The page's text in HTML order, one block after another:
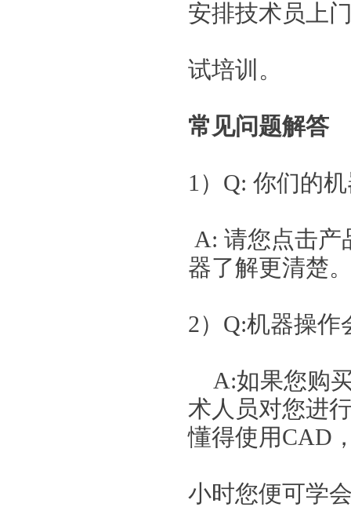
安排技术员上
试培训
常见问题解答
1）Q: 你们的
A: 请您点击产
器了解更清楚
2）Q:机器操作
A:如果您购
术人员对您进
懂得使用CAD
小时您便可学